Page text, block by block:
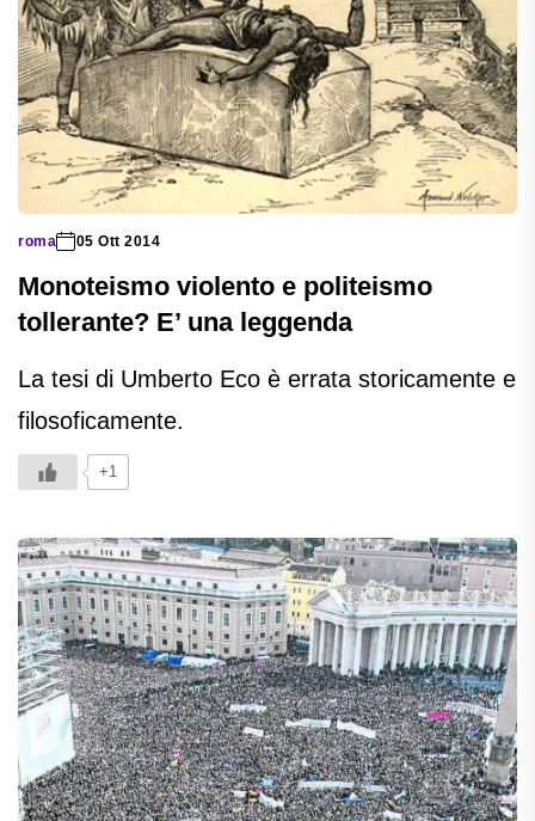
roma 05 Ott 2014
Monoteismo violento e politeismo
tollerante? E’ una leggenda
La tesi di Umberto Eco è errata storicamente e
filosoficamente.
+1